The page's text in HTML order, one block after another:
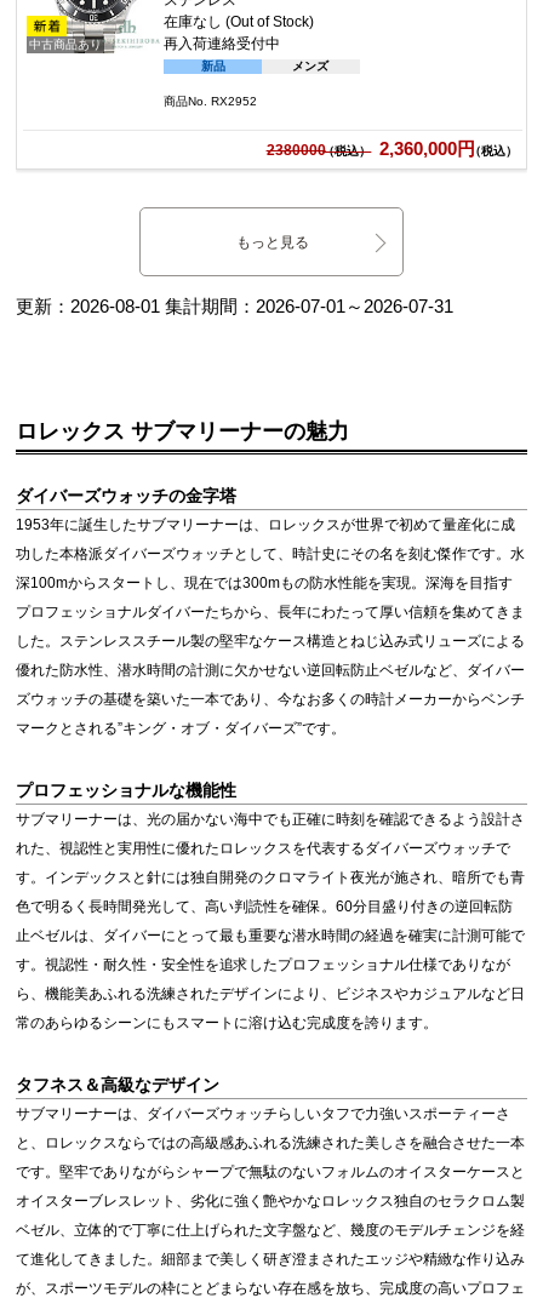
中古商品あり
在庫なし (Out of Stock)
再入荷連絡受付中
新品 メンズ
商品No. RX2952
2380000 2,360,000円（税込）
もっと見る
更新： 2026-08-01 集計期間： 2026-07-01 ～ 2026-07-31
ロレックス サブマリーナーの魅力
ダイバーズウォッチの金字塔
1953年に誕生したサブマリーナーは、ロレックスが世界で初めて量産化に成
功した本格派ダイバーズウォッチとして、時計史にその名を刻む傑作です。水
深100mからスタートし、現在では300mもの防水性能を実現。深海を目指す
プロフェッショナルダイバーたちから、長年にわたって厚い信頼を集めてきま
した。ステンレススチール製の堅牢なケース構造とねじ込み式リューズによる
優れた防水性、潜水時間の計測に欠かせない逆回転防止ベゼルなど、ダイバー
ズウォッチの基礎を築いた一本であり、今なお多くの時計メーカーからベンチ
マークとされる”キング・オブ・ダイバーズ”です。
プロフェッショナルな機能性
サブマリーナーは、光の届かない海中でも正確に時刻を確認できるよう設計さ
れた、視認性と実用性に優れたロレックスを代表するダイバーズウォッチで
す。インデックスと針には独自開発のクロマライト夜光が施され、暗所でも青
色で明るく長時間発光して、高い判読性を確保。60分目盛り付きの逆回転防
止ベゼルは、ダイバーにとって最も重要な潜水時間の経過を確実に計測可能で
す。視認性・耐久性・安全性を追求したプロフェッショナル仕様でありなが
ら、機能美あふれる洗練されたデザインにより、ビジネスやカジュアルなど日
常のあらゆるシーンにもスマートに溶け込む完成度を誇ります。
タフネス＆高級なデザイン
サブマリーナーは、ダイバーズウォッチらしいタフで力強いスポーティーさ
と、ロレックスならではの高級感あふれる洗練された美しさを融合させた一本
です。堅牢でありながらシャープで無駄のないフォルムのオイスターケースと
オイスターブレスレット、劣化に強く艶やかなロレックス独自のセラクロム製
ベゼル、立体的で丁寧に仕上げられた文字盤など、幾度のモデルチェンジを経
て進化してきました。細部まで美しく研ぎ澄まされたエッジや精緻な作り込み
が、スポーツモデルの枠にとどまらない存在感を放ち、完成度の高いプロフェ